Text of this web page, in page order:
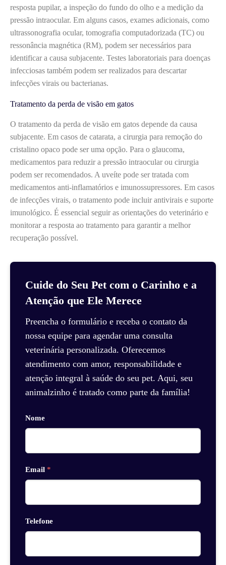
resposta pupilar, a inspeção do fundo do olho e a medição da
pressão intraocular. Em alguns casos, exames adicionais, como
ultrassonografia ocular, tomografia computadorizada (TC) ou
ressonância magnética (RM), podem ser necessários para
identificar a causa subjacente. Testes laboratoriais para doenças
infecciosas também podem ser realizados para descartar
infecções virais ou bacterianas.
Tratamento da perda de visão em gatos
O tratamento da perda de visão em gatos depende da causa
subjacente. Em casos de catarata, a cirurgia para remoção do
cristalino opaco pode ser uma opção. Para o glaucoma,
medicamentos para reduzir a pressão intraocular ou cirurgia
podem ser recomendados. A uveíte pode ser tratada com
medicamentos anti-inflamatórios e imunossupressores. Em casos
de infecções virais, o tratamento pode incluir antivirais e suporte
imunológico. É essencial seguir as orientações do veterinário e
monitorar a resposta ao tratamento para garantir a melhor
recuperação possível.
Cuide do Seu Pet com o Carinho e a
Atenção que Ele Merece
Preencha o formulário e receba o contato da
nossa equipe para agendar uma consulta
veterinária personalizada. Oferecemos
atendimento com amor, responsabilidade e
atenção integral à saúde do seu pet. Aqui, seu
animalzinho é tratado como parte da família!
Nome
Email *
Telefone